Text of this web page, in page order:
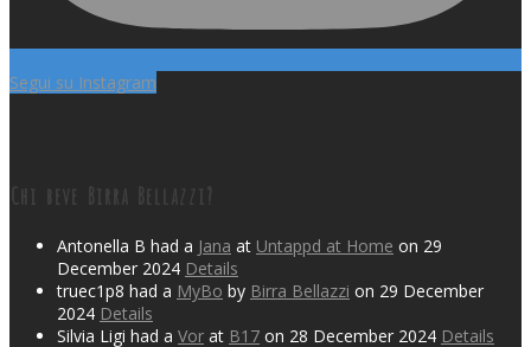
Segui su Instagram
Chi beve Birra Bellazzi?
Antonella B had a Jana at Untappd at Home on 29
December 2024 Details
truec1p8 had a MyBo by Birra Bellazzi on 29 December
2024 Details
Silvia Ligi had a Vor at B17 on 28 December 2024 Details